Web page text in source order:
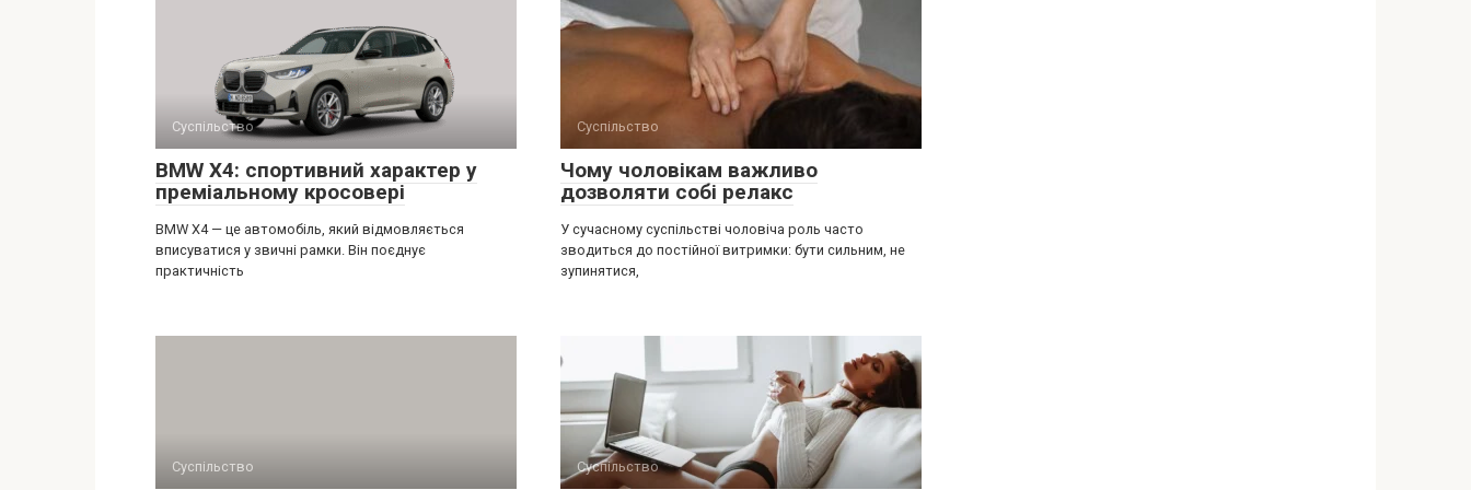
Суспільство
BMW X4: спортивний характер у
преміальному кросовері
BMW X4 — це автомобіль, який відмовляється
вписуватися у звичні рамки. Він поєднує
практичність
Суспільство
Чому чоловікам важливо
дозволяти собі релакс
У сучасному суспільстві чоловіча роль часто
зводиться до постійної витримки: бути сильним, не
зупинятися,
Суспільство Суспільство